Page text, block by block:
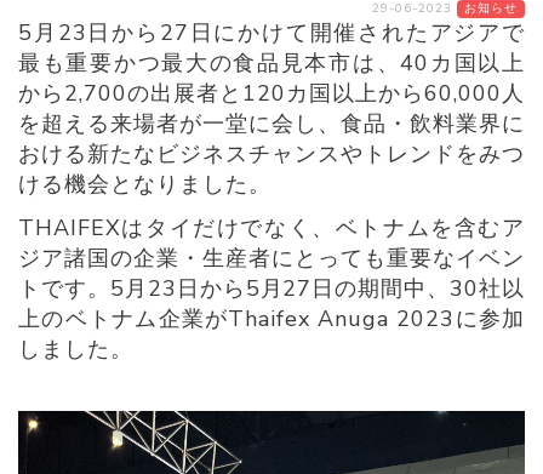
29-06-2023 お知らせ
5月23日から27日にかけて開催されたアジアで
最も重要かつ最大の食品見本市は、40カ国以上
から2,700の出展者と120カ国以上から60,000人
を超える来場者が一堂に会し、食品・飲料業界に
おける新たなビジネスチャンスやトレンドをみつ
ける機会となりました。
THAIFEXはタイだけでなく、ベトナムを含むア
ジア諸国の企業・生産者にとっても重要なイベン
トです。5月23日から5月27日の期間中、30社以
上のベトナム企業がThaifex Anuga 2023に参加
しました。